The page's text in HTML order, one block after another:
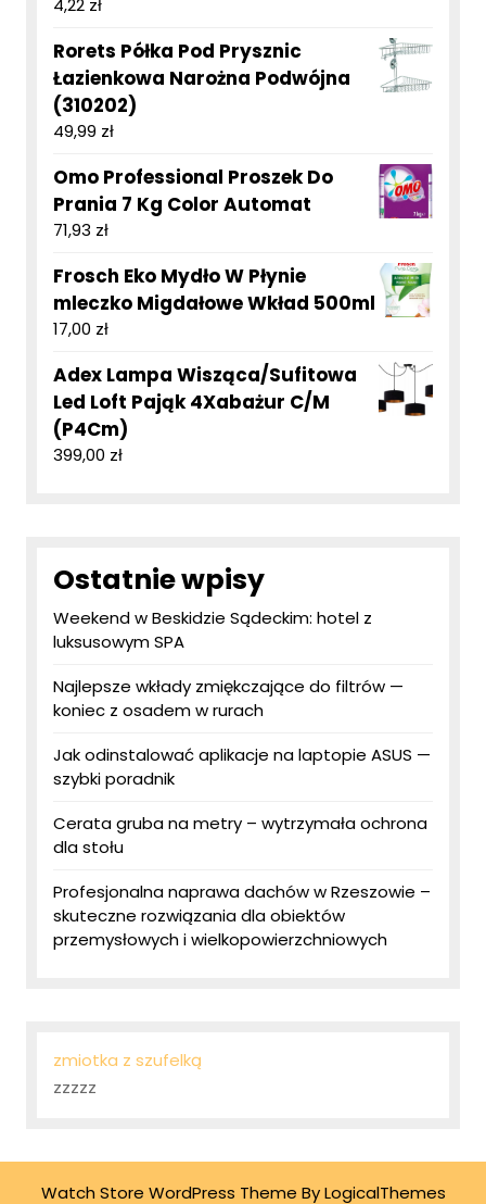
4,22 zł
Rorets Półka Pod Prysznic
Łazienkowa Narożna Podwójna
(310202)
49,99 zł
Omo Professional Proszek Do
Prania 7 Kg Color Automat
71,93 zł
Frosch Eko Mydło W Płynie
mleczko Migdałowe Wkład 500ml
17,00 zł
Adex Lampa Wisząca/Sufitowa
Led Loft Pająk 4Xabażur C/M
(P4Cm)
399,00 zł
Ostatnie wpisy
Weekend w Beskidzie Sądeckim: hotel z
luksusowym SPA
Najlepsze wkłady zmiękczające do filtrów —
koniec z osadem w rurach
Jak odinstalować aplikacje na laptopie ASUS —
szybki poradnik
Cerata gruba na metry – wytrzymała ochrona
dla stołu
Profesjonalna naprawa dachów w Rzeszowie –
skuteczne rozwiązania dla obiektów
przemysłowych i wielkopowierzchniowych
zmiotka z szufelką
zzzzz
Watch Store WordPress Theme By LogicalThemes